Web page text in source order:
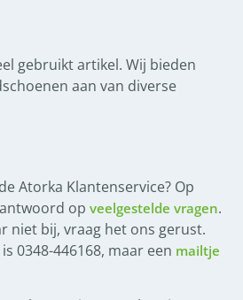
gebruikt artikel. Wij bieden
aan van diverse
Atorka Klantenservice? Op
op veelgestelde vragen.
niet bij, vraag het ons gerust.
0348-446168, maar een mailtje